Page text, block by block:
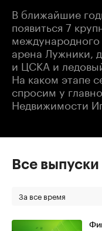
В ближайшие
появиться 7
арена Лужники,
и ЦСКА и
На каком этапе
спросим у
Недвижимости
Все
За все время